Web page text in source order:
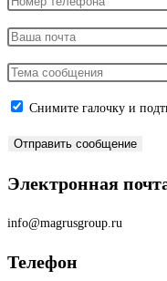
Снимите галочку и
Электронная
info@magrusgroup.ru
Телефон